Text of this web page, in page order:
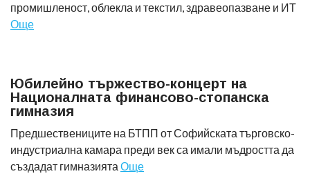
промишленост, облекла и текстил, здравеопазване и ИТ
Още
Юбилейно тържество-концерт на
Националната финансово-стопанска
гимназия
Предшествениците на БТПП от Софийската търговско-
индустриална камара преди век са имали мъдростта да
създадат гимназията Още